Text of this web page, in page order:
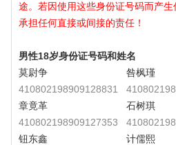
途。若因使用这些身份证号码而产
承担任何直接或间接的责任！
男性18岁身份证号码和姓名
莫尉争
410802198909128831
咎枫瑾
章竟革
410802198909127353
石树琪
钮东鑫
计儒熙